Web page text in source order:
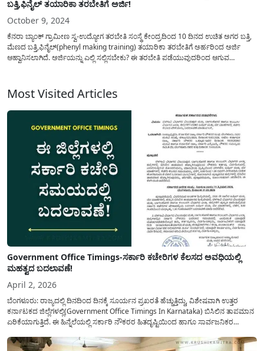
ಬತ್ತಿ,ಫಿನೈಲ್ ತಯಾರಿಕಾ ತರಬೇತಿಗೆ ಅರ್ಜಿ!
October 9, 2024
ಕೆನರಾ ಬ್ಯಾಂಕ್ ಗ್ರಾಮೀಣ ಸ್ವ-ಉದ್ಯೋಗ ತರಬೇತಿ ಸಂಸ್ಥೆ ಕೇಂದ್ರದಿಂದ 10 ದಿನದ ಉಚಿತ ಅಗರ ಬತ್ತಿ,
ಮೆಣದ ಬತ್ತಿ,ಫಿನೈಲ್(phenyl making training) ತಯಾರಿಕಾ ತರಬೇತಿಗೆ ಅರ್ಹರಿಂದ ಅರ್ಜಿ
ಆಹ್ವಾನಿಸಲಾಗಿದೆ. ಅರ್ಜಿಯನ್ನು ಎಲ್ಲಿ ಸಲ್ಲಿಸಬೇಕು? ಈ ತರಬೇತಿ ಪಡೆಯುವುದರಿಂದ ಆಗುವ
Most Visited Articles
Government Office Timings-ಸರ್ಕಾರಿ ಕಚೇರಿಗಳ ಕೆಲಸದ ಅವಧಿಯಲ್ಲಿ
ಮಹತ್ವದ ಬದಲಾವಣೆ!
April 2, 2026
ಬೆಂಗಳೂರು: ರಾಜ್ಯದಲ್ಲಿ ದಿನದಿಂದ ದಿನಕ್ಕೆ ಸೂರ್ಯನ ಪ್ರಖರತೆ ಹೆಚ್ಚುತ್ತಿದ್ದು, ವಿಶೇಷವಾಗಿ ಉತ್ತರ
ಕರ್ನಾಟಕದ ಜಿಲ್ಲೆಗಳಲ್ಲಿ(Government Office Timings In Karnataka) ಬಿಸಿಲಿನ ತಾಪಮಾನ
ಏರಿಕೆಯಾಗುತ್ತಿದೆ. ಈ ಹಿನ್ನೆಲೆಯಲ್ಲಿ ಸರ್ಕಾರಿ ನೌಕರರ ಹಿತದೃಷ್ಟಿಯಿಂದ ಹಾಗೂ ಸಾರ್ವಜನಿಕರ
ಮತ್ತು ಕಲ್ಯಾಣ ಕರ್ನಾಟಕದ ಒಟ್ಟು 9 ಜಿಲ್ಲೆಗಳಲ್ಲಿ ಏಪ್ರಿಲ್...